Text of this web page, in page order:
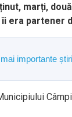
marți,
era partener
importante